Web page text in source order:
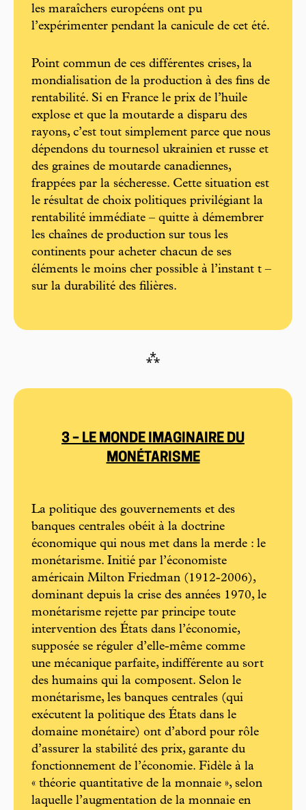
les maraîchers européens ont pu
l’expérimenter pendant la canicule de cet été.
Point commun de ces différentes crises, la
mondialisation de la production à des fins de
rentabilité. Si en France le prix de l’huile
explose et que la moutarde a disparu des
rayons, c’est tout simplement parce que nous
dépendons du tournesol ukrainien et russe et
des graines de moutarde canadiennes,
frappées par la sécheresse. Cette situation est
le résultat de choix politiques privilégiant la
rentabilité immédiate – quitte à démembrer
les chaînes de production sur tous les
continents pour acheter chacun de ses
éléments le moins cher possible à l’instant t –
sur la durabilité des filières.
⁂
3 – LE MONDE IMAGINAIRE DU
MONÉTARISME
La politique des gouvernements et des
banques centrales obéit à la doctrine
économique qui nous met dans la merde : le
monétarisme. Initié par l’économiste
américain Milton Friedman (1912-2006),
dominant depuis la crise des années 1970, le
monétarisme rejette par principe toute
intervention des États dans l’économie,
supposée se réguler d’elle-même comme
une mécanique parfaite, indifférente au sort
des humains qui la composent. Selon le
monétarisme, les banques centrales (qui
exécutent la politique des États dans le
domaine monétaire) ont d’abord pour rôle
d’assurer la stabilité des prix, garante du
fonctionnement de l’économie. Fidèle à la
« théorie quantitative de la monnaie », selon
laquelle l’augmentation de la monnaie en